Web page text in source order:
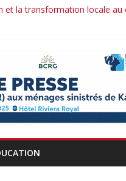
et la transformation locale
résultats